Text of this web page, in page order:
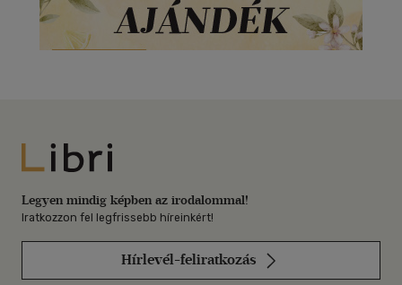
Libri
Legyen mindig képben az irodalommal!
Iratkozzon fel legfrissebb híreinkért!
Hírlevél-feliratkozás